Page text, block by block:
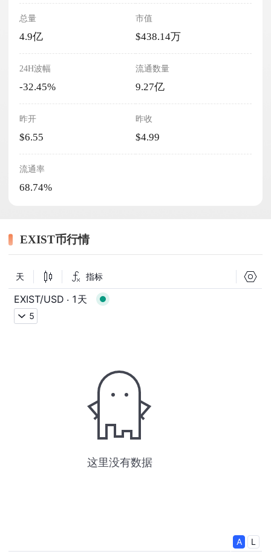
总量
4.9亿
市值
$438.14万
24H波幅
-32.45%
流通数量
9.27亿
昨开
$6.55
昨收
$4.99
流通率
68.74%
EXIST币行情